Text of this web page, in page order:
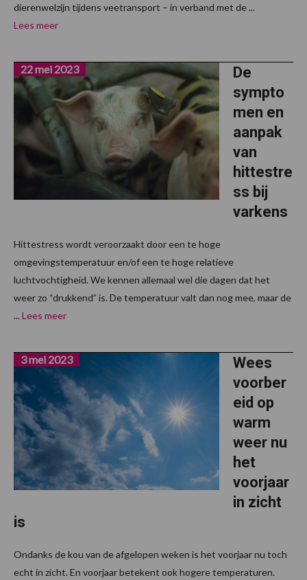
dierenwelzijn tijdens veetransport – in verband met de ...
Lees meer
De
sympto
men en
aanpak
van
hittestre
ss bij
varkens
22 mei 2023
Hittestress wordt veroorzaakt door een te hoge
omgevingstemperatuur en/of een te hoge relatieve
luchtvochtigheid. We kennen allemaal wel die dagen dat het
weer zo “drukkend” is. De temperatuur valt dan nog mee, maar de
... Lees meer
Wees
voorber
eid op
warm
weer nu
het
voorjaar
in zicht
is
3 mei 2023
Ondanks de kou van de afgelopen weken is het voorjaar nu toch
echt in zicht. En voorjaar betekent ook hogere temperaturen.